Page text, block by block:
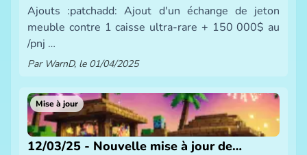
SmeltBlock
Ajouts :patchadd: Ajout d'un échange de jeton
meuble contre 1 caisse ultra-rare + 150 000$ au
/pnj …
Par WarnD, le 01/04/2025
Mise à jour
12/03/25 - Nouvelle mise à jour de